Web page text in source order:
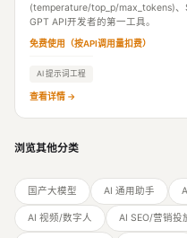
(temperature/top_p/max_tokens)、
GPT API开发者的第一工具。
免费使用（按API调用量扣费）
AI 提示词工程
查看详情 →
浏览其他分类
国产大模型 AI 通用助手
AI 视频/数字人 AI SEO/营销投